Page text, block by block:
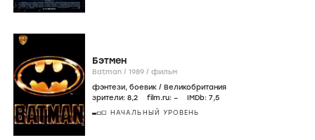
Бэтмен
Batman / 1989 / фильм
фэнтези, боевик / Великобритания
зрители: 8,2 film.ru: – IMDb: 7,5
НАЧАЛЬНЫЙ УРОВЕНЬ